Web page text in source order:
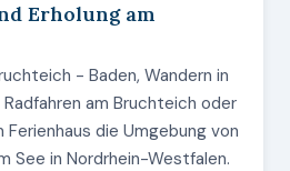
Erholung am
- Baden, Wandern in
am Bruchteich oder
Ferienhaus die Umgebung von
See in Nordrhein-Westfalen.